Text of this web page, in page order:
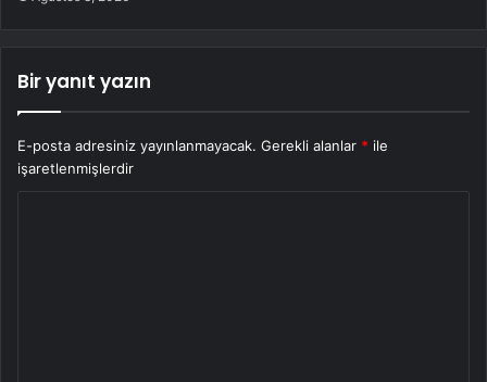
Bir yanıt yazın
E-posta adresiniz yayınlanmayacak. Gerekli alanlar * ile
işaretlenmişlerdir